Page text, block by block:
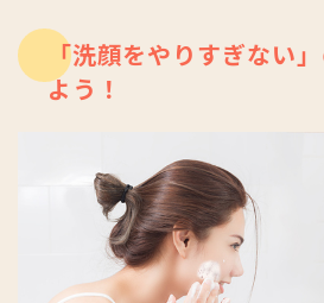
「洗顔をやりすぎない
よう！